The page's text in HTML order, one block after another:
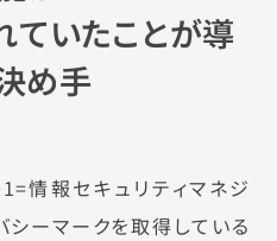
ていたことが導
め手
情報セキュリティマネジ
シーマークを取得している